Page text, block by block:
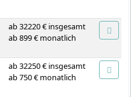
ab 32220 € insgesamt
ab 899 € monatlich
ab 32250 € insgesamt
ab 750 € monatlich